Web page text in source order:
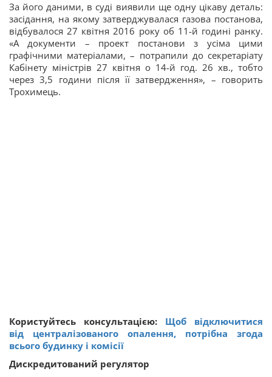
За його даними, в суді виявили ще одну цікаву деталь:
засідання, на якому затверджувалася газова постанова,
відбувалося 27 квітня 2016 року об 11-й годині ранку.
«А документи – проект постанови з усіма цими
графічними матеріалами, – потрапили до секретаріату
Кабінету міністрів 27 квітня о 14-й год. 26 хв., тобто
через 3,5 години після її затвердження», – говорить
Трохимець.
Користуйтесь консультацією: Щоб відключитися
від централізованого опалення, потрібна згода
всього будинку і комісії
Дискредитований регулятор